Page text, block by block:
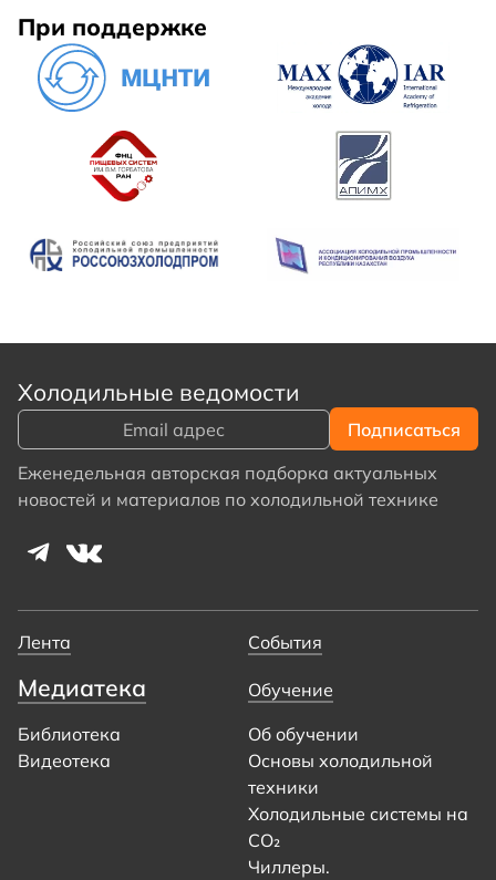
При поддержке
Холодильные ведомости
Еженедельная авторская подборка актуальных
новостей и материалов по холодильной технике
Лента События
Медиатека
Библиотека
Видеотека
Обучение
Об обучении
Основы холодильной
техники
Холодильные системы на
CO₂
Чиллеры.